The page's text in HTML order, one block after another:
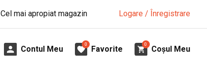
Cel mai apropiat magazin Logare / Înregistrare
Contul Meu
0
Favorite
0
Coșul Meu